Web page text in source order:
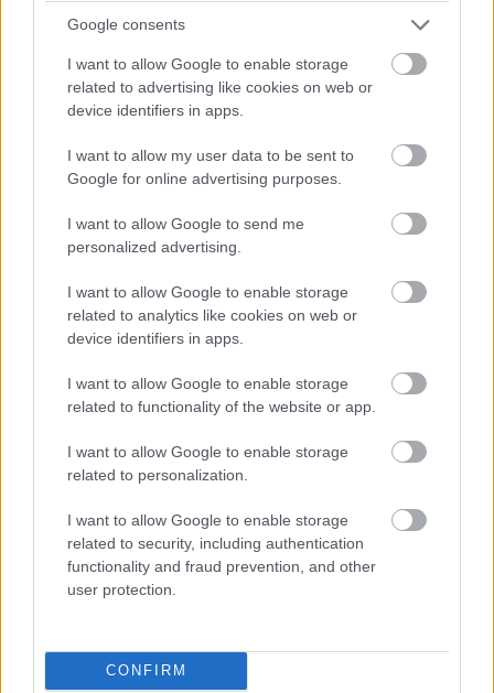
Google consents
I want to allow Google to enable storage
related to advertising like cookies on web or
device identifiers in apps.
I want to allow my user data to be sent to
Google for online advertising purposes.
I want to allow Google to send me
personalized advertising.
I want to allow Google to enable storage
related to analytics like cookies on web or
device identifiers in apps.
I want to allow Google to enable storage
related to functionality of the website or app.
I want to allow Google to enable storage
related to personalization.
I want to allow Google to enable storage
related to security, including authentication
functionality and fraud prevention, and other
user protection.
CONFIRM
megadni egy random sornyi szöveget angolul, és a
"complete your rap" gombra tenyerelni, máris jön egy sor
hogy mi is kipróbáltuk, méghozzá különféle rapszámok
soraival. Nézzük az eredményt!
Első sor: "We gonna ring-rang-a-dong for a holiday"
(Holiday Rap)
A Home-made Rap Machine válasza: "probably why the
f*ck did you expect me to get away" ("mégis mi a
f***árt gondoltad, hogy eltűnök")
Első sor: "My-my-my-my music makes me so hard
HMRM: "isn't life horrible i think that it was horrible"
Első sor: "Ice is back with my brand new invention" (Ice
Ice Baby)
HMRM: "now i look at the club and look at my baby
ránézek a csajomra, aki a megváltásom")